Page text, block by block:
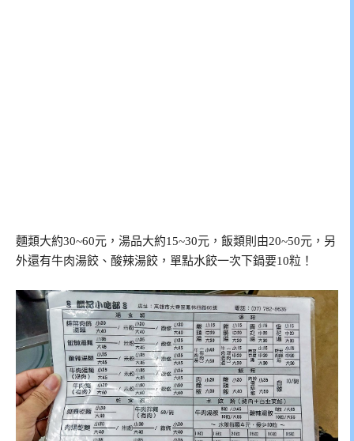
麵類大約30~60元，湯品大約15~30元，飯類則由20~50元，另
外還有牛肉湯餃、酸辣湯餃，單點水餃一次下鍋要10粒！